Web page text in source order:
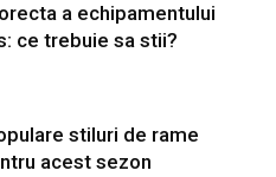
a echipamentului
ce trebuie sa stii?
stiluri de rame
acest sezon